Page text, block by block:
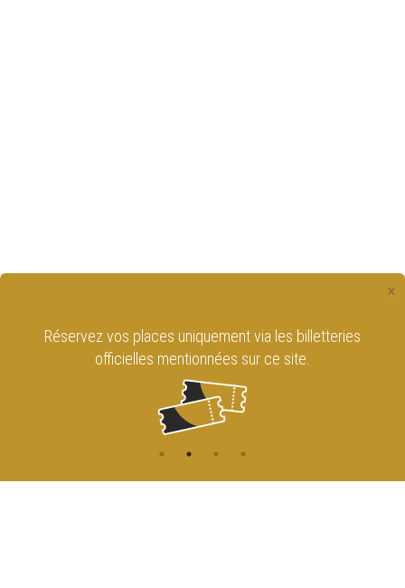
×
Réservez vos places uniquement via les billetteries
officielles mentionnées sur ce site.